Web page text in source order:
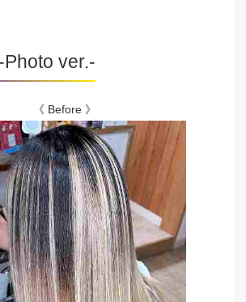
ver.-
《 Before 》